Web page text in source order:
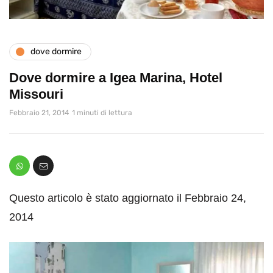
dove dormire
Dove dormire a Igea Marina, Hotel
Missouri
Febbraio 21, 2014 1 minuti di lettura
Questo articolo è stato aggiornato il Febbraio 24,
2014